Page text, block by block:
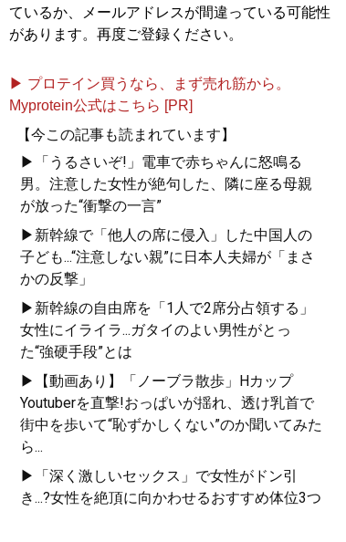
ているか、メールアドレスが間違っている可能性
があります。再度ご登録ください。
▶ プロテイン買うなら、まず売れ筋から。
Myprotein公式はこちら [PR]
【今この記事も読まれています】
▶「うるさいぞ!」電車で赤ちゃんに怒鳴る
男。注意した女性が絶句した、隣に座る母親
が放った“衝撃の一言”
▶新幹線で「他人の席に侵入」した中国人の
子ども...“注意しない親”に日本人夫婦が「まさ
かの反撃」
▶新幹線の自由席を「1人で2席分占領する」
女性にイライラ...ガタイのよい男性がとっ
た“強硬手段”とは
▶【動画あり】「ノーブラ散歩」Hカップ
Youtuberを直撃!おっぱいが揺れ、透け乳首で
街中を歩いて“恥ずかしくない”のか聞いてみた
ら...
▶「深く激しいセックス」で女性がドン引
き...?女性を絶頂に向かわせるおすすめ体位3つ